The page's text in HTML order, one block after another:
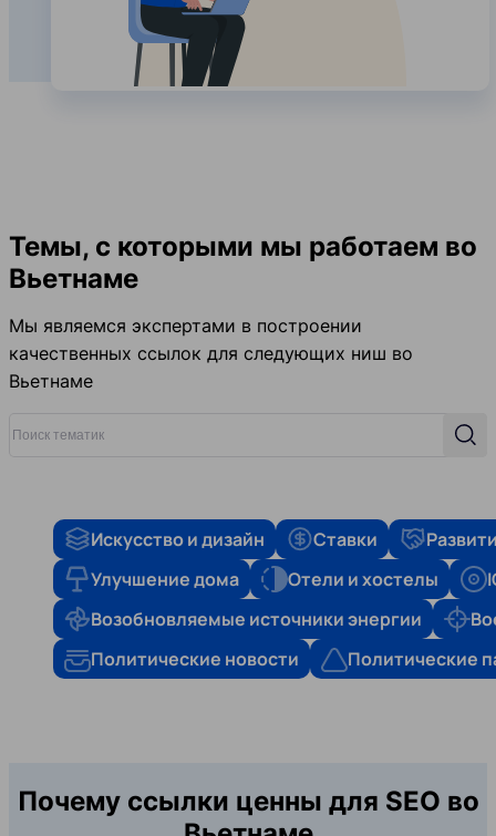
Темы, с которыми мы работаем во
Вьетнаме
Мы являемся экспертами в построении
качественных ссылок для следующих ниш во
Вьетнаме
Искусство и дизайн Ставки
Улучшение дома
Отели и хостелы
Возобновляемые источники энергии
Политические новости
Политические
Почему ссылки ценны для SEO во